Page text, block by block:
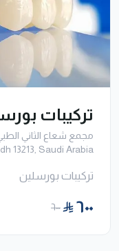
تركيبات
مجمع شعاع الثاني
13213, Saudi Arabia
تركيبات بورسلين
٦٠٠ ٦٠٠